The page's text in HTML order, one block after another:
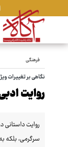
فرهنگی
نگاهی بر تغییرات
روایت
روایت داستانی
سرگرمی، بلکه